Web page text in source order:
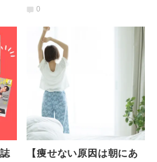
栄養士が教える"骨量を減
0
【痩せない原因は朝にあ